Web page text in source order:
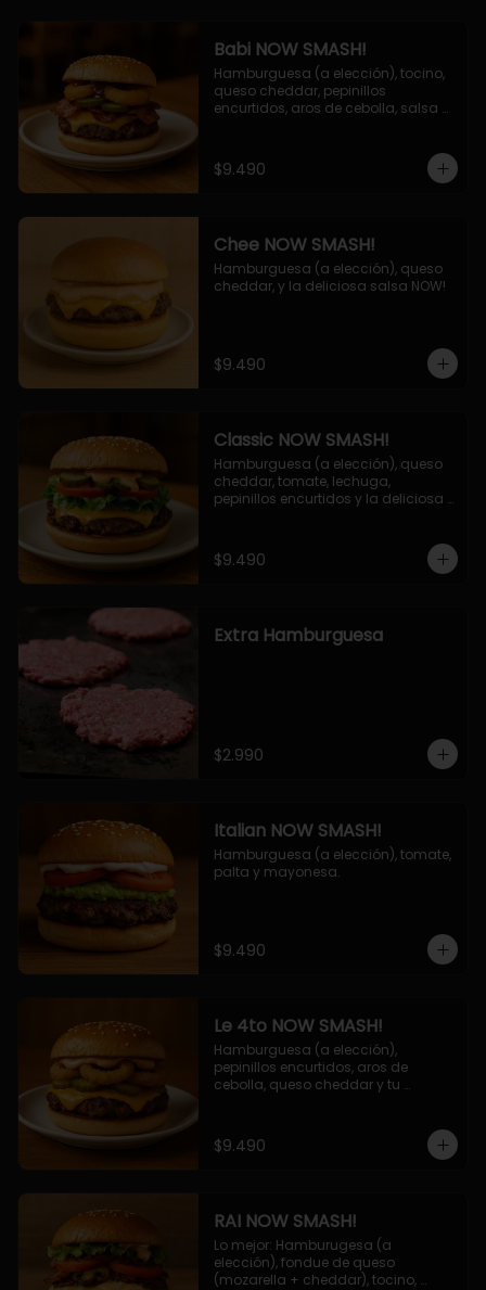
Babi NOW SMASH!
Hamburguesa (a elección), tocino,
queso cheddar, pepinillos
encurtidos, aros de cebolla, salsa
$9.490
Chee NOW SMASH!
Hamburguesa (a elección), queso
cheddar, y la deliciosa salsa NOW!
$9.490
Classic NOW SMASH!
Hamburguesa (a elección), queso
cheddar, tomate, lechuga,
pepinillos encurtidos y la deliciosa
$9.490
Extra Hamburguesa
$2.990
Italian NOW SMASH!
Hamburguesa (a elección), tomate,
palta y mayonesa.
$9.490
Le 4to NOW SMASH!
Hamburguesa (a elección),
pepinillos encurtidos, aros de
cebolla, queso cheddar y tu
$9.490
RAI NOW SMASH!
Lo mejor: Hamburugesa (a
elección), fondue de queso
(mozarella + cheddar), tocino,